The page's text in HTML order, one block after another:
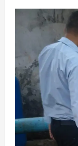
2
3